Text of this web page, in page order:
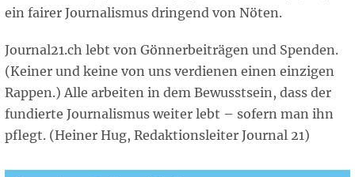
ein fairer Journalismus dringend von Nöten.
Journal21.ch lebt von Gönnerbeiträgen und Spenden.
(Keiner und keine von uns verdienen einen einzigen
Rappen.) Alle arbeiten in dem Bewusstsein, dass der
fundierte Journalismus weiter lebt – sofern man ihn
pflegt. (Heiner Hug, Redaktionsleiter Journal 21)